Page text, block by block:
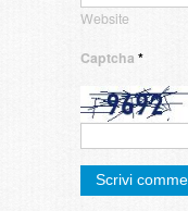
Website
Captcha *